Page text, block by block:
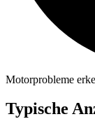
Motorprobleme
Typische